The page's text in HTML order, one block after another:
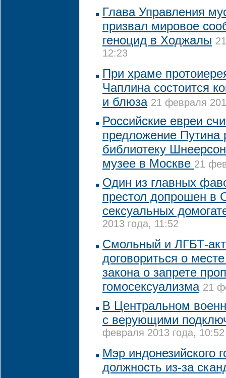
Глава Управления
призвал мировое
геноцид в Ходжалы
12:23
При храме
Чаплина состоится
и блюза 21 февраля
Российские евреи
предложение Путина
библиотеку
музее в Москве 21
Один из главных
престол допрошен в
сексуальных
2013 года, 11:52
Смольный и ЛГБТ-
договориться о
закона о запрете
гомосексуализма 21
В Центральном
с верующими
февраля 2013 года, 10:52
Мэр индонезийского
должность из-за